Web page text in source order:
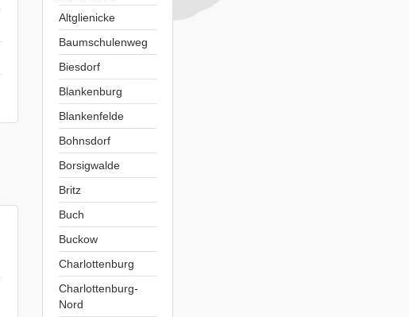
Altglienicke
Baumschulenweg
Biesdorf
Blankenburg
Blankenfelde
Bohnsdorf
Borsigwalde
Britz
Buch
Buckow
Charlottenburg
Charlottenburg-
Nord